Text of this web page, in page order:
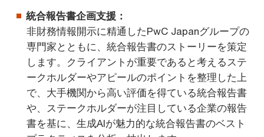
統合報告書企画支援：
非財務情報開示に精通したPwC Japanグループの
専門家とともに、統合報告書のストーリーを策定
します。クライアントが重要であると考えるステ
ークホルダーやアピールのポイントを整理した上
で、大手機関から高い評価を得ている統合報告書
や、ステークホルダーが注目している企業の報告
書を基に、生成AIが魅力的な統合報告書のベスト